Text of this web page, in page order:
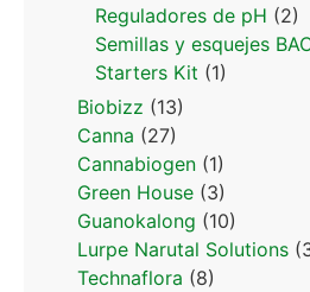
Reguladores de pH (2)
Semillas y esquejes
Starters Kit (1)
Biobizz (13)
Canna (27)
Cannabiogen (1)
Green House (3)
Guanokalong (10)
Lurpe Narutal Solutions
Technaflora (8)